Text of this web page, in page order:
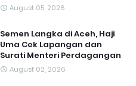
August 05, 2026
Semen Langka di Aceh, Haji
Uma Cek Lapangan dan
Surati Menteri Perdagangan
August 02, 2026